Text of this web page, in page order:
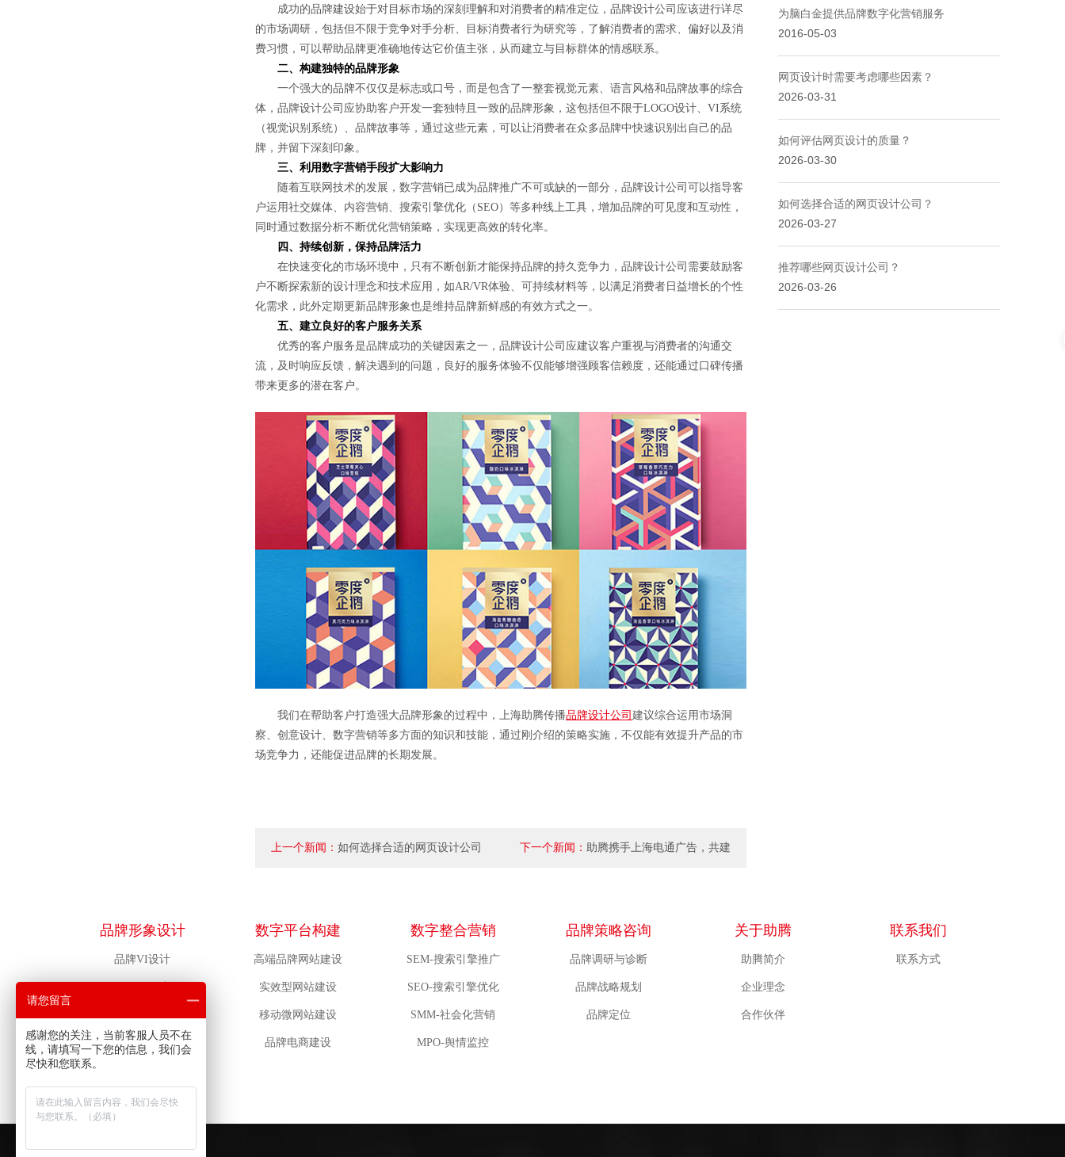
成功的品牌建设始于对目标市场的深刻理解和对消费者的精准定位，品牌设计公司应该进行详尽
的市场调研，包括但不限于竞争对手分析、目标消费者行为研究等，了解消费者的需求、偏好以及消
费习惯，可以帮助品牌更准确地传达它价值主张，从而建立与目标群体的情感联系。
二、构建独特的品牌形象
一个强大的品牌不仅仅是标志或口号，而是包含了一整套视觉元素、语言风格和品牌故事的综合
体，品牌设计公司应协助客户开发一套独特且一致的品牌形象，这包括但不限于LOGO设计、VI系统
（视觉识别系统）、品牌故事等，通过这些元素，可以让消费者在众多品牌中快速识别出自己的品
牌，并留下深刻印象。
三、利用数字营销手段扩大影响力
随着互联网技术的发展，数字营销已成为品牌推广不可或缺的一部分，品牌设计公司可以指导客
户运用社交媒体、内容营销、搜索引擎优化（SEO）等多种线上工具，增加品牌的可见度和互动性，
同时通过数据分析不断优化营销策略，实现更高效的转化率。
四、持续创新，保持品牌活力
在快速变化的市场环境中，只有不断创新才能保持品牌的持久竞争力，品牌设计公司需要鼓励客
户不断探索新的设计理念和技术应用，如AR/VR体验、可持续材料等，以满足消费者日益增长的个性
化需求，此外定期更新品牌形象也是维持品牌新鲜感的有效方式之一。
五、建立良好的客户服务关系
优秀的客户服务是品牌成功的关键因素之一，品牌设计公司应建议客户重视与消费者的沟通交
流，及时响应反馈，解决遇到的问题，良好的服务体验不仅能够增强顾客信赖度，还能通过口碑传播
带来更多的潜在客户。
我们在帮助客户打造强大品牌形象的过程中，上海助腾传播品牌设计公司 建议综合运用市场洞
察、创意设计、数字营销等多方面的知识和技能，通过刚介绍的策略实施，不仅能有效提升产品的市
场竞争力，还能促进品牌的长期发展。
上一个新闻： 如何选择合适的网页设计公司 下一个新闻： 助腾携手上海电通广告，共建
为脑白金提供品牌数字化营销服务
2016-05-03
网页设计时需要考虑哪些因素？
2026-03-31
如何评估网页设计的质量？
2026-03-30
如何选择合适的网页设计公司？
2026-03-27
推荐哪些网页设计公司？
2026-03-26
品牌形象设计
品牌VI设计
吉祥物设计
数字平台构建
高端品牌网站建设
实效型网站建设
移动微网站建设
品牌电商建设
数字整合营销
SEM-搜索引擎推广
SEO-搜索引擎优化
SMM-社会化营销
MPO-舆情监控
品牌策略咨询
品牌调研与诊断
品牌战略规划
品牌定位
关于助腾
助腾简介
企业理念
合作伙伴
联系我们
联系方式
请您留言
感谢您的关注，当前客服人员不在
线，请填写一下您的信息，我们会
尽快和您联系。